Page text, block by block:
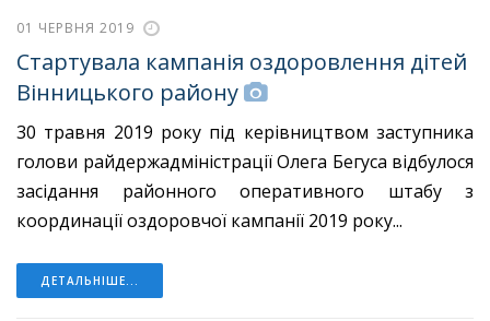
01 ЧЕРВНЯ 2019
Стартувала кампанія оздоровлення дітей
Вінницького району
30 травня 2019 року під керівництвом заступника
голови райдержадміністрації Олега Бегуса відбулося
засідання районного оперативного штабу з
координації оздоровчої кампанії 2019 року...
ДЕТАЛЬНІШЕ...